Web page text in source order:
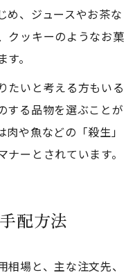
め、ジュースやお茶な
クッキーのようなお菓
。
たいと考える方もいる
する品物を選ぶことが
や魚などの「殺生」
ーとされています。
配方法
場と、主な注文先、